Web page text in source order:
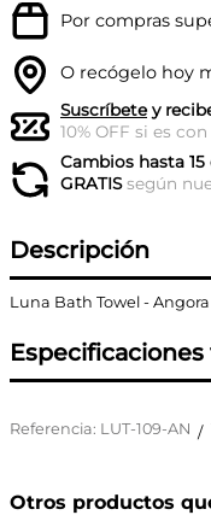
Por compras
O recógelo hoy
Suscríbetey
10% OFF si es
Cambios hasta
GRATISsegún
Descripción
Luna Bath Towel - Angora
Referencia: LUT-109-AN /
Otros productos